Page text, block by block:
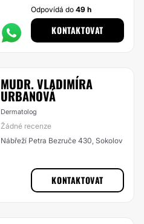
Odpovídá do49 h
KONTAKTOVAT
MUDR. VLADIMÍRA
URBANOVÁ
Dermatolog
Žádné recenze
Nábřeží Petra Bezruče 430, Sokolov
KONTAKTOVAT